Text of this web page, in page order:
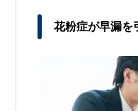
花粉症が早漏を